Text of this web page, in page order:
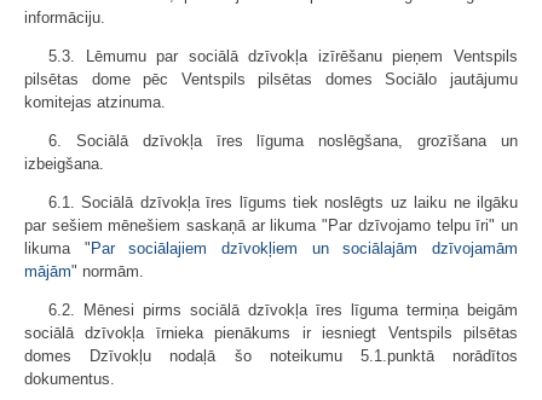
informāciju.
5.3. Lēmumu par sociālā dzīvokļa izīrēšanu pieņem Ventspils
pilsētas dome pēc Ventspils pilsētas domes Sociālo jautājumu
komitejas atzinuma.
6. Sociālā dzīvokļa īres līguma noslēgšana, grozīšana un
izbeigšana.
6.1. Sociālā dzīvokļa īres līgums tiek noslēgts uz laiku ne ilgāku
par sešiem mēnešiem saskaņā ar likuma "Par dzīvojamo telpu īri" un
likuma " Par sociālajiem dzīvokļiem un sociālajām dzīvojamām
mājām" normām.
6.2. Mēnesi pirms sociālā dzīvokļa īres līguma termiņa beigām
sociālā dzīvokļa īrnieka pienākums ir iesniegt Ventspils pilsētas
domes Dzīvokļu nodaļā šo noteikumu 5.1.punktā norādītos
dokumentus.